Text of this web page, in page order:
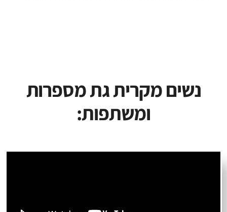
נשים מקרית גת מספרות
ומשתפות: